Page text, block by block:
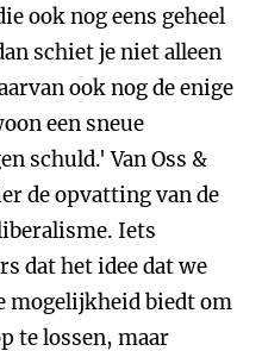
ook nog eens geheel
schiet je niet alleen
ook nog de enige
een sneue
schuld.' Van Oss &
de opvatting van de
Iets
dat het idee dat we
mogelijkheid biedt om
te lossen, maar